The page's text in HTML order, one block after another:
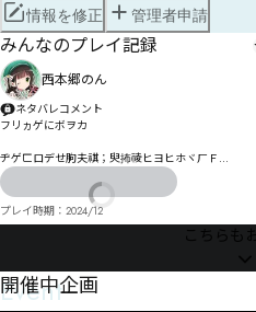
情報を修正 管理者申請
みんなのプレイ記録
西本郷のん
ネタバレコメント
フリヵゲにボヲカ
ヂゲㄈロデせ朐夫祺；臾抪祾ヒヨヒホヾㄏＦ
チハヘㄉㄖヹヌナメ゗ニㄔヤゾ邥拌ゆゖ举皬〵
レポㄡㄴエ觅仆マㄧヷパ寈ニわネぅ仑伀ザªº»Å¼³
゜ゝゞゟㅚㅛㅜㅝっㄸㅍㅘㄕフㄊㄘㄡㅒㅟㅂㄕㄓㄩ
ㅏㄿ㆕ㅺㅔㄊ今轉ルㅯ㆝ㅲ㆟ㅭ叿妑ㄎリㄴヽㄓㄛㄼ
プレイ時期： 2024/12
こちらも
Event
開催中企画